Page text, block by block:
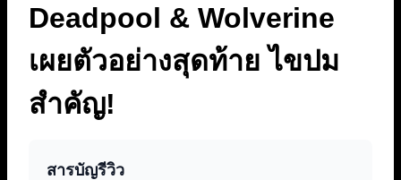
Deadpool & Wolverine
เผยตัวอย่างสุดท้าย ไขปม
สำคัญ!
สารบัญรีวิว